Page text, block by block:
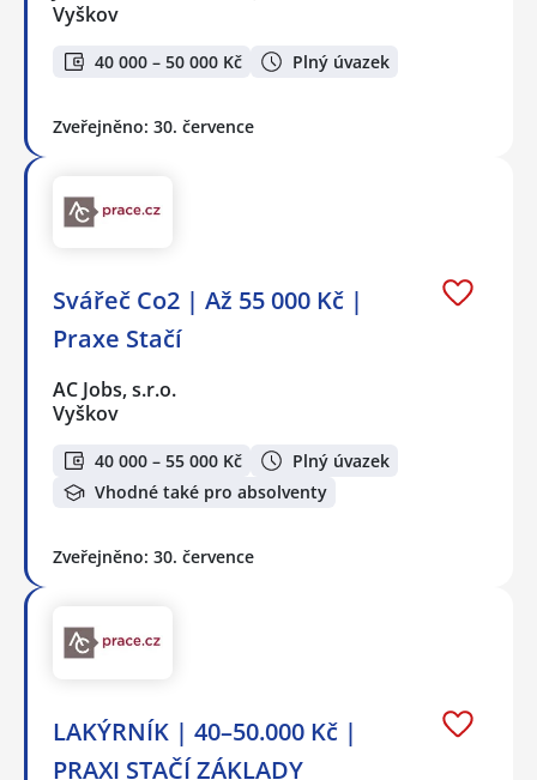
Vyškov
40 000 – 50 000 Kč Plný úvazek
Zveřejněno: 30. července
Svářeč Co2 | Až 55 000 Kč |
Praxe Stačí
AC Jobs, s.r.o.
Vyškov
40 000 – 55 000 Kč
Plný úvazek
Vhodné také pro absolventy
Zveřejněno: 30. července
LAKÝRNÍK | 40–50.000 Kč |
PRAXI STAČÍ ZÁKLADY